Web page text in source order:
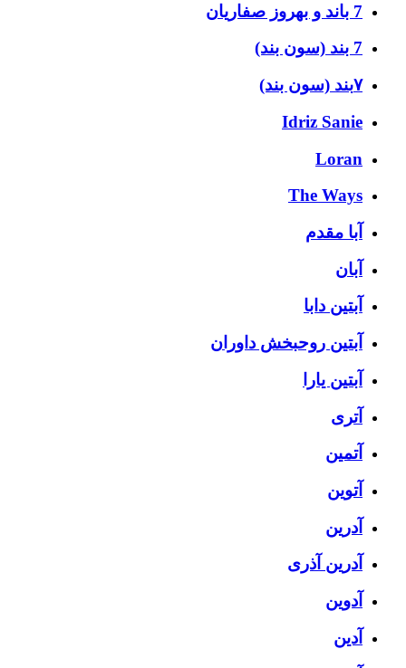
7 باند و بهروز صفاریان
7 بند (سون بند)
۷بند (سون بند)
Idriz Sanie
Loran
The Ways
آبا مقدم
آبان
آبتین دابا
آبتین روحبخش داوران
آبتین یارا
آتری
آتمین
آتوین
آدرین
آدرین آذری
آدوین
آدین